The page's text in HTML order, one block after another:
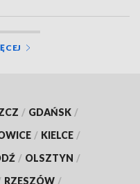
/ GDAŃSK /
/ KIELCE /
/ OLSZTYN /
RZESZÓW /